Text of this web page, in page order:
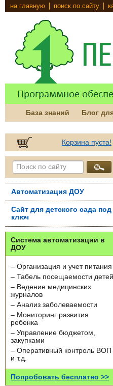
на главную поиск по сайту
База знаний Блог
Корзина пуста!
Автоматизация ДОУ
Сайт для детского сада под
ключ
Система автоматизации в
ДОУ
– Организация и учет питания
– Табель посещаемости детей
– Ведение медицинских
журналов
– Анализ заболеваемости
– Мониторинг развития
ребенка
– Управление бюджетом,
закупками
– Оперативный контроль ВОП
и т.д.
Попробовать бесплатно >>